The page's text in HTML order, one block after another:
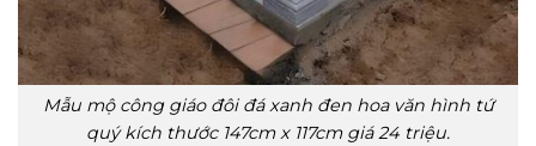
Mẫu mộ công giáo đôi đá xanh đen hoa văn hình tứ
quý kích thước 147cm x 117cm giá 24 triệu.